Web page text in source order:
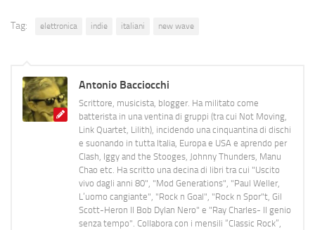
Tag: elettronica indie italiani new wave
Antonio Bacciocchi
Scrittore, musicista, blogger. Ha militato come
batterista in una ventina di gruppi (tra cui Not Moving,
Link Quartet, Lilith), incidendo una cinquantina di dischi
e suonando in tutta Italia, Europa e USA e aprendo per
Clash, Iggy and the Stooges, Johnny Thunders, Manu
Chao etc. Ha scritto una decina di libri tra cui "Uscito
vivo dagli anni 80", "Mod Generations", "Paul Weller,
L’uomo cangiante", "Rock n Goal", "Rock n Spor"t, Gil
Scott-Heron Il Bob Dylan Nero" e "Ray Charles- Il genio
senza tempo". Collabora con i mensili “Classic Rock”,